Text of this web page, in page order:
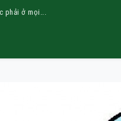
phải ở mọi...